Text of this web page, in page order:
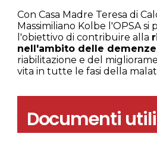
Con Casa Madre Teresa di
Massimiliano Kolbe l'OPSA si
l'obiettivo di contribuire alla
nell'ambito delle demenze
riabilitazione e del
vita in tutte le fasi della
Documenti utili